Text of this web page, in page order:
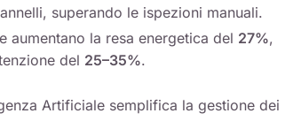
superando le ispezioni manuali.
aumentano la resa energetica del 27%,
del 25–35%.
Artificiale semplifica la gestione dei